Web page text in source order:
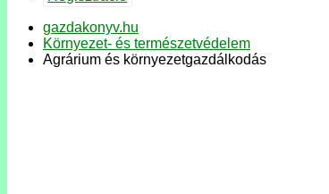
gazdakonyv.hu
Környezet- és természetvédelem
Agrárium és környezetgazdálkodás